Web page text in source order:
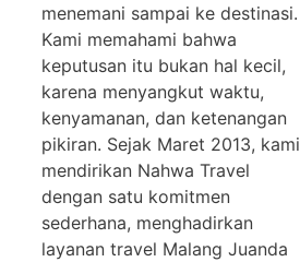
menemani sampai ke destinasi.
Kami memahami bahwa
keputusan itu bukan hal kecil,
karena menyangkut waktu,
kenyamanan, dan ketenangan
pikiran. Sejak Maret 2013, kami
mendirikan Nahwa Travel
dengan satu komitmen
sederhana, menghadirkan
layanan travel Malang Juanda